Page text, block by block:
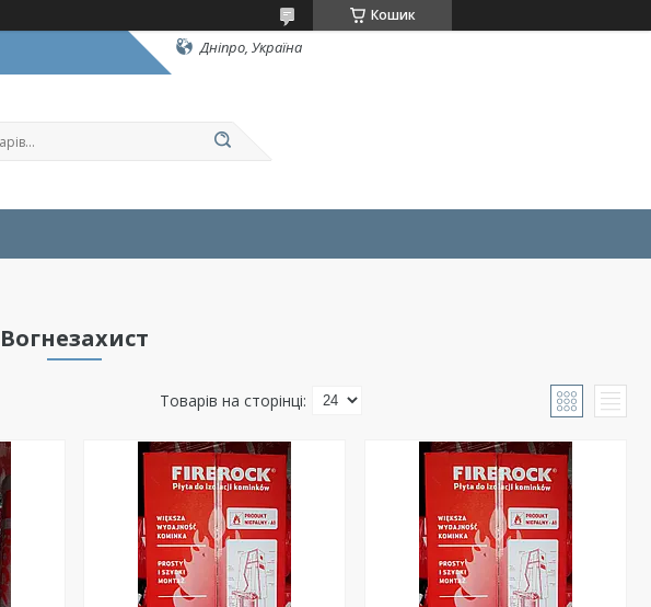
Кошик
Дніпро, Україна
Вогнезахист